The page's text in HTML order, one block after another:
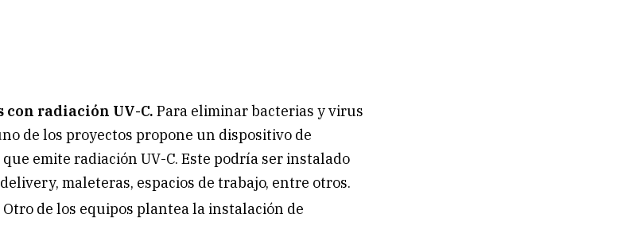
con radiación UV-C. Para eliminar bacterias y virus
de los proyectos propone un dispositivo de
emite radiación UV-C. Este podría ser instalado
maleteras, espacios de trabajo, entre otros.
Otro de los equipos plantea la instalación de